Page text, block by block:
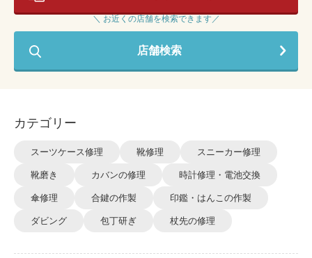
＼ お近くの店舗を検索できます／
店舗検索
カテゴリー
スーツケース修理 靴修理 スニーカー修理
靴磨き カバンの修理 時計修理・電池交換
傘修理 合鍵の作製 印鑑・はんこの作製
ダビング 包丁研ぎ 杖先の修理